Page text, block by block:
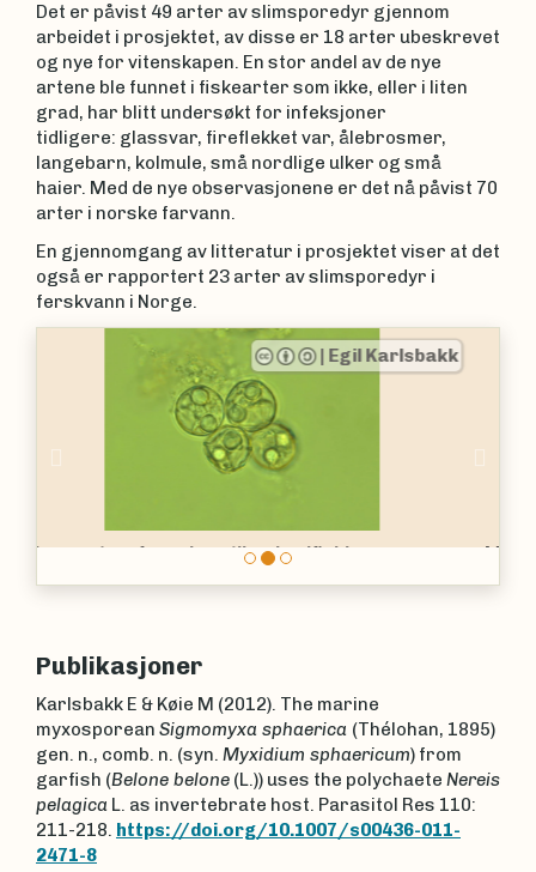
Det er påvist 49 arter av slimsporedyr gjennom
arbeidet i prosjektet, av disse er 18 arter ubeskrevet
og nye for vitenskapen. En stor andel av de nye
artene ble funnet i fiskearter som ikke, eller i liten
grad, har blitt undersøkt for infeksjoner
tidligere: glassvar, fireflekket var, ålebrosmer,
langebarn, kolmule, små nordlige ulker og små
haier. Med de nye observasjonene er det nå påvist 70
arter i norske farvann.
En gjennomgang av litteratur i prosjektet viser at det
også er rapportert 23 arter av slimsporedyr i
ferskvann i Norge.
|Egil Karlsbakk
Myxidium oviformefra gallevæsken til en torsk
Publikasjoner
Karlsbakk E & Køie M (2012). The marine
myxosporean Sigmomyxa sphaerica (Thélohan, 1895)
gen. n., comb. n. (syn. Myxidium sphaericum) from
garfish (Belone belone (L.)) uses the polychaete Nereis
pelagica L. as invertebrate host. Parasitol Res 110:
211-218. https://doi.org/10.1007/s00436-011-
2471-8